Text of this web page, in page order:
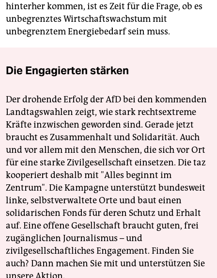
hinterher kommen, ist es Zeit für die Frage, ob es
unbegrenztes Wirtschaftswachstum mit
unbegrenztem Energiebedarf sein muss.
Die Engagierten stärken
Der drohende Erfolg der AfD bei den kommenden
Landtagswahlen zeigt, wie stark rechtsextreme
Kräfte inzwischen geworden sind. Gerade jetzt
braucht es Zusammenhalt und Solidarität. Auch
und vor allem mit den Menschen, die sich vor Ort
für eine starke Zivilgesellschaft einsetzen. Die taz
kooperiert deshalb mit "Alles beginnt im
Zentrum". Die Kampagne unterstützt bundesweit
linke, selbstverwaltete Orte und baut einen
solidarischen Fonds für deren Schutz und Erhalt
auf. Eine offene Gesellschaft braucht guten, frei
zugänglichen Journalismus – und
zivilgesellschaftliches Engagement. Finden Sie
auch? Dann machen Sie mit und unterstützen Sie